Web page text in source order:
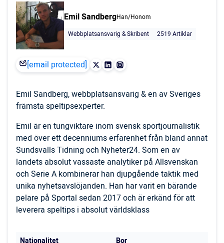
Emil SandbergHan/Honom
Webbplatsansvarig & Skribent
2519 Artiklar
[email protected]
Emil Sandberg, webbplatsansvarig & en av Sveriges
främsta speltipsexperter.
Emil är en tungviktare inom svensk sportjournalistik
med över ett decenniums erfarenhet från bland annat
Sundsvalls Tidning och Nyheter24. Som en av
landets absolut vassaste analytiker på Allsvenskan
och Serie A kombinerar han djupgående taktik med
unika nyhetsavslöjanden. Han har varit en bärande
pelare på Sportal sedan 2017 och är erkänd för att
leverera speltips i absolut världsklass
Nationalitet Bor